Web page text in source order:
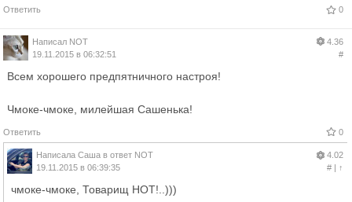
Ответить 0
Написал NOT
19.11.2015 в 06:32:51
4.36
#
Всем хорошего предпятничного настроя!
Чмоке-чмоке, милейшая Сашенька!
Ответить 0
Написала Саша в ответ NOT
19.11.2015 в 06:39:35
4.02
#| ↑
чмоке-чмоке, Товарищ НОТ!..)))